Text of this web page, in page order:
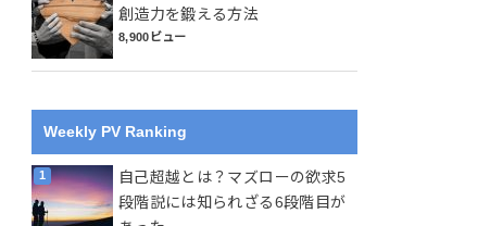
創造力を鍛える方法
8,900ビュー
Weekly PV Ranking
自己超越とは？マズローの欲求5
段階説には知られざる6段階目が